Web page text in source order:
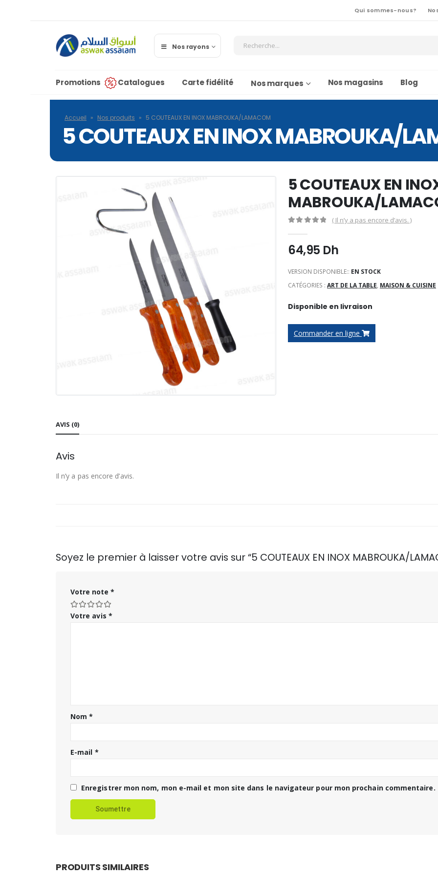
Qui sommes-nous?
Nos rayons
Promotions Catalogues Carte fidélité Nos marques Nos magasins Blog
Accueil » Nos produits » 5 COUTEAUX EN INOX MABROUKA/LAMACOM
5 COUTEAUX EN INOX MABROUKA/
5 COUTEAUX EN
MABROUKA/
( Il n’y a pas encore d’avis. )
64,95 Dh
VERSION DISPONIBLE:: EN STOCK
CATÉGORIES : ART DE LA TABLE, MAISON & CUISINE
Disponible en livraison
Commander en ligne
AVIS (0)
Avis
Il n’y a pas encore d’avis.
Soyez le premier à laisser votre avis sur “5 COUTEAUX EN INOX MABROUKA/
Votre note *
Votre avis *
Nom*
E-mail *
Enregistrer mon nom, mon e-mail et mon site dans le navigateur pour mon prochain commentaire.
PRODUITS SIMILAIRES